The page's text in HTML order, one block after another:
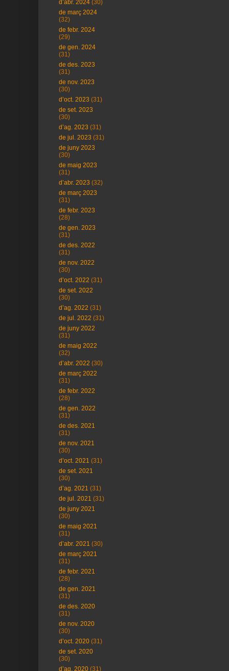
d’abr. 2024 (30)
de març 2024
(32)
de febr. 2024
(29)
de gen. 2024
(31)
de des. 2023
(31)
de nov. 2023
(30)
d’oct. 2023 (31)
de set. 2023
(30)
d’ag. 2023 (31)
de jul. 2023 (31)
de juny 2023
(30)
de maig 2023
(31)
d’abr. 2023 (32)
de març 2023
(31)
de febr. 2023
(28)
de gen. 2023
(31)
de des. 2022
(31)
de nov. 2022
(30)
d’oct. 2022 (31)
de set. 2022
(30)
d’ag. 2022 (31)
de jul. 2022 (31)
de juny 2022
(31)
de maig 2022
(32)
d’abr. 2022 (30)
de març 2022
(31)
de febr. 2022
(28)
de gen. 2022
(31)
de des. 2021
(31)
de nov. 2021
(30)
d’oct. 2021 (31)
de set. 2021
(30)
d’ag. 2021 (31)
de jul. 2021 (31)
de juny 2021
(30)
de maig 2021
(31)
d’abr. 2021 (30)
de març 2021
(31)
de febr. 2021
(28)
de gen. 2021
(31)
de des. 2020
(31)
de nov. 2020
(30)
d’oct. 2020 (31)
de set. 2020
(30)
d’ag. 2020 (31)